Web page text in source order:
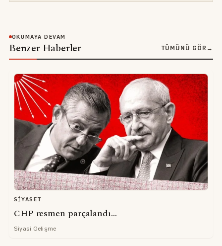
OKUMAYA DEVAM
Benzer Haberler TÜMÜNÜ GÖR →
SIYASET
CHP resmen parçalandı...
Siyasi Gelişme